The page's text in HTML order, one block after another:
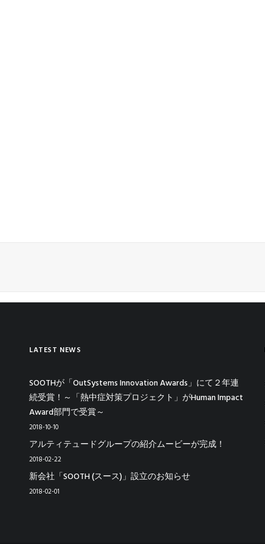
LATEST NEWS
SOOTHが「OutSystems Innovation Awards」にて２年連
続受賞！～「熱中症対策プロジェクト」がHuman Impact
Award部門で受賞～
2018-10-10
アルティテュードグループの紹介ムービーが完成！
2018-02-22
新会社「SOOTH (スース)」設立のお知らせ
2018-02-01